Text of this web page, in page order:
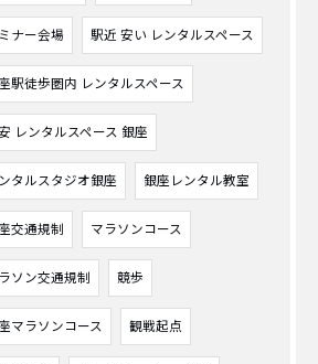
ナー会場 駅近 安い レンタルスペース
駅徒歩圏内 レンタルスペース
レンタルスペース 銀座
タルスタジオ銀座 銀座レンタル教室
交通規制 マラソンコース
ソン交通規制 競歩
マラソンコース 観戦起点